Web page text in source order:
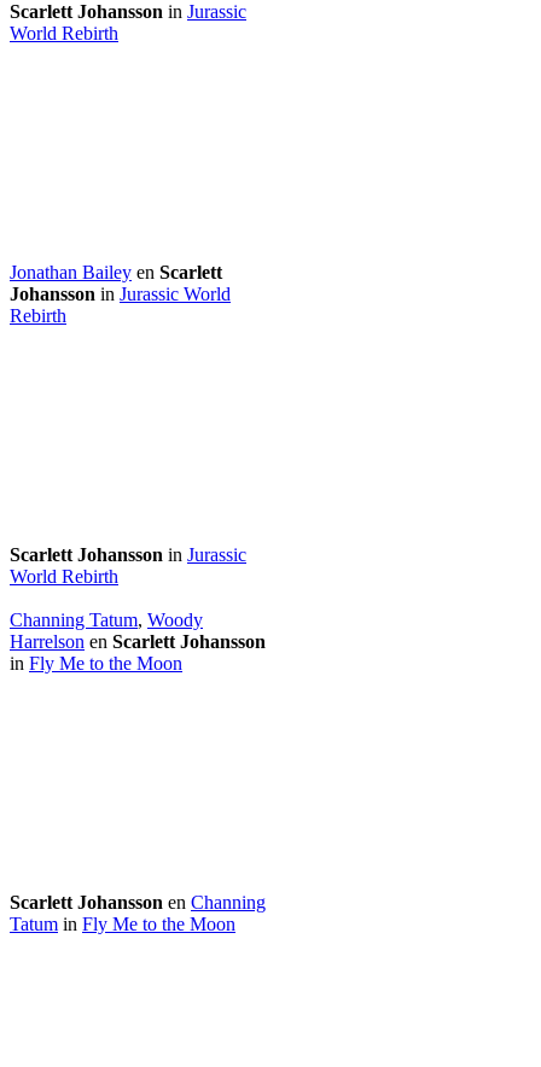
Scarlett Johansson in Jurassic
World Rebirth
Jonathan Bailey en Scarlett
Johansson in Jurassic World
Rebirth
Scarlett Johansson in Jurassic
World Rebirth
Channing Tatum, Woody
Harrelson en Scarlett Johansson
in Fly Me to the Moon
Scarlett Johansson en Channing
Tatum in Fly Me to the Moon